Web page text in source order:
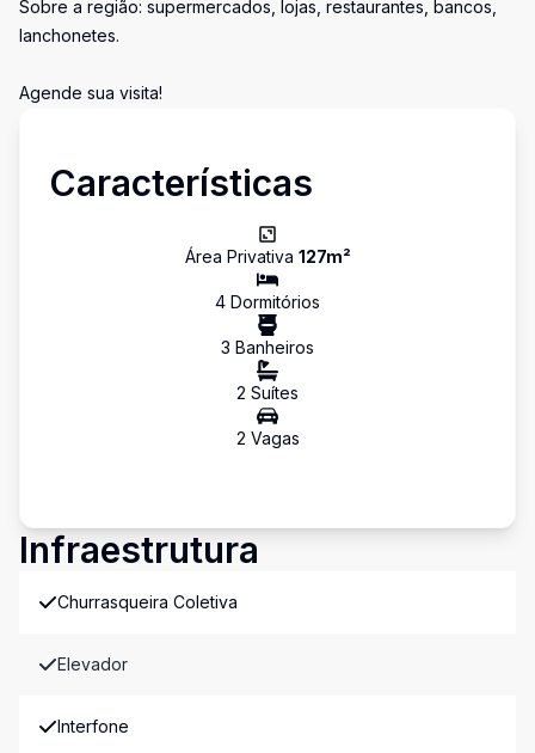
Sobre a região: supermercados, lojas, restaurantes, bancos,
lanchonetes.
Agende sua visita!
Características
Área Privativa 127m²
4 Dormitórios
3 Banheiros
2 Suítes
2 Vagas
Infraestrutura
Churrasqueira Coletiva
Elevador
Interfone